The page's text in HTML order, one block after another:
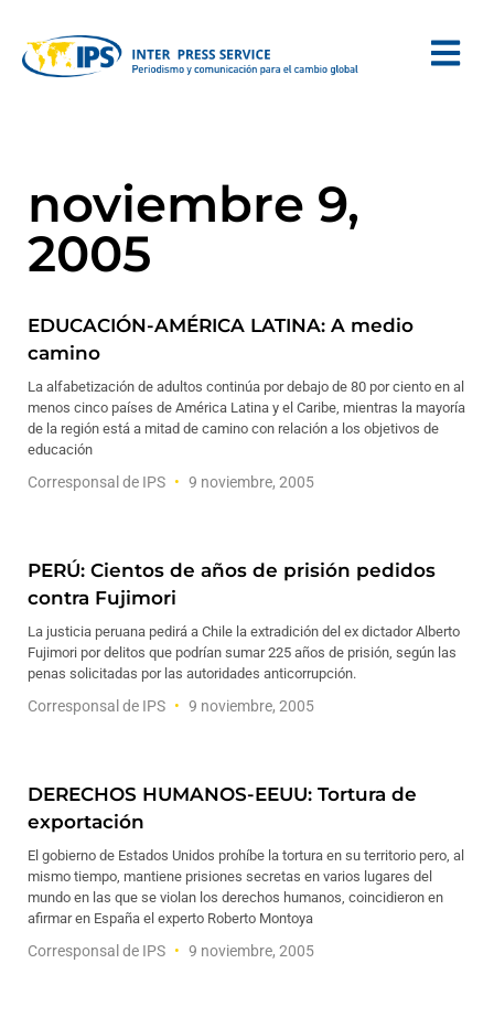
noviembre 9,
2005
EDUCACIÓN-AMÉRICA LATINA: A medio
camino
La alfabetización de adultos continúa por debajo de 80 por ciento en al
menos cinco países de América Latina y el Caribe, mientras la mayoría
de la región está a mitad de camino con relación a los objetivos de
educación
Corresponsal de IPS 9 noviembre, 2005
PERÚ: Cientos de años de prisión pedidos
contra Fujimori
La justicia peruana pedirá a Chile la extradición del ex dictador Alberto
Fujimori por delitos que podrían sumar 225 años de prisión, según las
penas solicitadas por las autoridades anticorrupción.
Corresponsal de IPS 9 noviembre, 2005
DERECHOS HUMANOS-EEUU: Tortura de
exportación
El gobierno de Estados Unidos prohíbe la tortura en su territorio pero, al
mismo tiempo, mantiene prisiones secretas en varios lugares del
mundo en las que se violan los derechos humanos, coincidieron en
afirmar en España el experto Roberto Montoya
Corresponsal de IPS 9 noviembre, 2005